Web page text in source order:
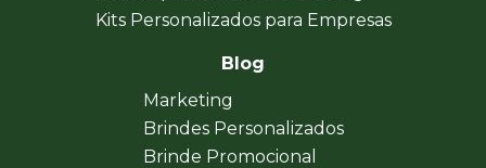
Kits Personalizados para Empresas
Blog
Marketing
Brindes Personalizados
Brinde Promocional